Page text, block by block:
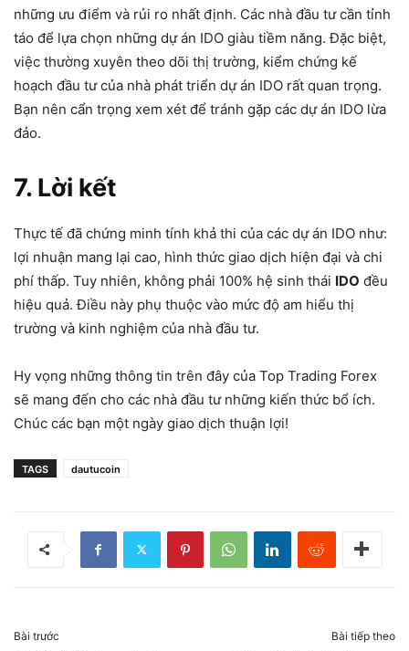
những ưu điểm và rủi ro nhất định. Các nhà đầu tư cần tỉnh
táo để lựa chọn những dự án IDO giàu tiềm năng. Đặc biệt,
việc thường xuyên theo dõi thị trường, kiểm chứng kế
hoạch đầu tư của nhà phát triển dự án IDO rất quan trọng.
Bạn nên cẩn trọng xem xét để tránh gặp các dự án IDO lừa
đảo.
7. Lời kết
Thực tế đã chứng minh tính khả thi của các dự án IDO như:
lợi nhuận mang lại cao, hình thức giao dịch hiện đại và chi
phí thấp. Tuy nhiên, không phải 100% hệ sinh thái IDO đều
hiệu quả. Điều này phụ thuộc vào mức độ am hiểu thị
trường và kinh nghiệm của nhà đầu tư.
Hy vọng những thông tin trên đây của Top Trading Forex
sẽ mang đến cho các nhà đầu tư những kiến thức bổ ích.
Chúc các bạn một ngày giao dịch thuận lợi!
TAGS dautucoin
Bài trước Bài tiếp theo